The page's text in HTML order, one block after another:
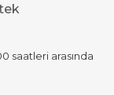
saatleri arasında